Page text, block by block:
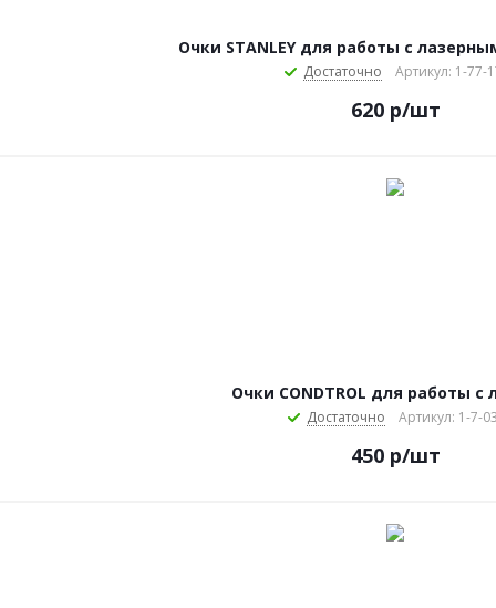
Очки STANLEY для работы с
Достаточно Артикул: 1-77-
620р/шт
Очки CONDTROL для работы с
Достаточно Артикул: 1-7-
450р/шт